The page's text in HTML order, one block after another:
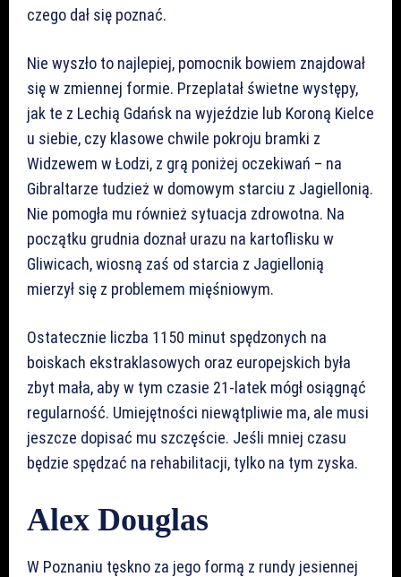
czego dał się poznać.
Nie wyszło to najlepiej, pomocnik bowiem znajdował
się w zmiennej formie. Przeplatał świetne występy,
jak te z Lechią Gdańsk na wyjeździe lub Koroną Kielce
u siebie, czy klasowe chwile pokroju bramki z
Widzewem w Łodzi, z grą poniżej oczekiwań – na
Gibraltarze tudzież w domowym starciu z Jagiellonią.
Nie pomogła mu również sytuacja zdrowotna. Na
początku grudnia doznał urazu na kartoflisku w
Gliwicach, wiosną zaś od starcia z Jagiellonią
mierzył się z problemem mięśniowym.
Ostatecznie liczba 1150 minut spędzonych na
boiskach ekstraklasowych oraz europejskich była
zbyt mała, aby w tym czasie 21-latek mógł osiągnąć
regularność. Umiejętności niewątpliwie ma, ale musi
jeszcze dopisać mu szczęście. Jeśli mniej czasu
będzie spędzać na rehabilitacji, tylko na tym zyska.
Alex Douglas
W Poznaniu tęskno za jego formą z rundy jesiennej